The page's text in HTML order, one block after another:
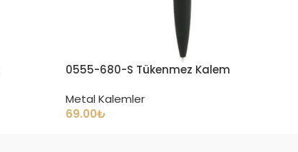
0555-680-S Tükenmez Kalem
Metal Kalemler
69.00₺